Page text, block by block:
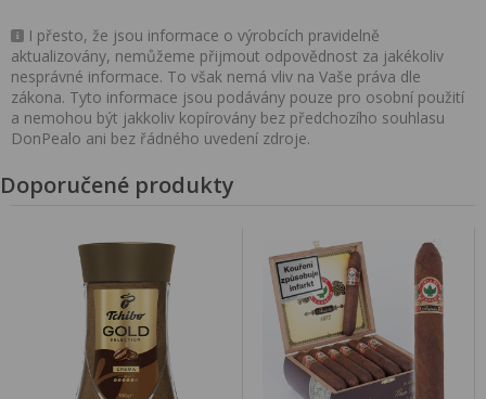
I přesto, že jsou informace o výrobcích pravidelně
aktualizovány, nemůžeme přijmout odpovědnost za jakékoliv
nesprávné informace. To však nemá vliv na Vaše práva dle
zákona. Tyto informace jsou podávány pouze pro osobní použití
a nemohou být jakkoliv kopírovány bez předchozího souhlasu
DonPealo ani bez řádného uvedení zdroje.
Doporučené produkty